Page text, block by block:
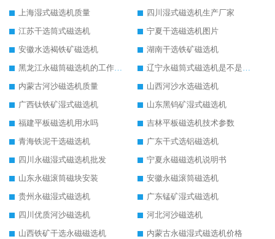
上海湿式磁选机质量
四川湿式磁选机生产厂家
江苏干选筒式磁选机
宁夏干选磁选机图片
安徽水选褐铁矿磁选机
湖南干选铁矿磁选机
黑龙江永磁筒磁选机的工作原理
辽宁永磁筒式磁选机是不是强磁
内蒙古河沙磁选机质量
山西河沙水选磁选机
广西钛铁矿湿式磁选机
山东黑钨矿湿式磁选机
福建平板磁选机用水吗
吉林平板磁选机技术参数
青海铁泥干选磁选机
广东干式选铝磁选机
四川永磁湿式磁选机批发
宁夏永磁磁选机说明书
山东永磁滚筒磁块安装
安徽永磁滚筒磁选机
贵州永磁湿式磁选机
广东锰矿湿式磁选机
四川优质河沙磁选机
河北河沙磁选机
山西铁矿干选永磁磁选机
内蒙古永磁湿式磁选机价格